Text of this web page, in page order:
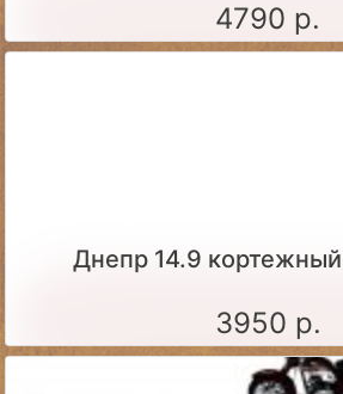
4790 р.
Днепр 14.9
3950 р.